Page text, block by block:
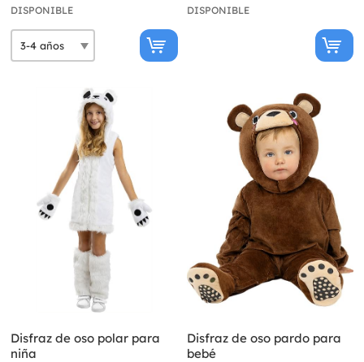
DISPONIBLE DISPONIBLE
Disfraz de oso polar para
niña
Disfraz de oso pardo para
bebé